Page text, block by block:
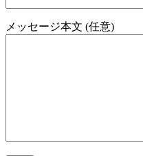
メッセージ本文 (任意)